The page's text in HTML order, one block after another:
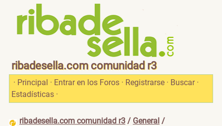
ribadesella.com comunidad r3
· Principal · Entrar en los Foros · Registrarse · Buscar ·
Estadísticas ·
ribadesella.com comunidad r3 / General /